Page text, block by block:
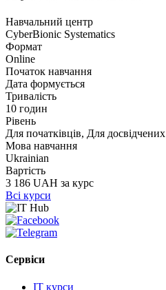
Навчальний центр
CyberBionic Systematics
Формат
Online
Початок навчання
Дата формується
Тривалість
10 годин
Рівень
Для початківців, Для досвідчених
Мова навчання
Ukrainian
Вартість
3 186 UAH за курс
Всі курси
Сервіси
IT курси